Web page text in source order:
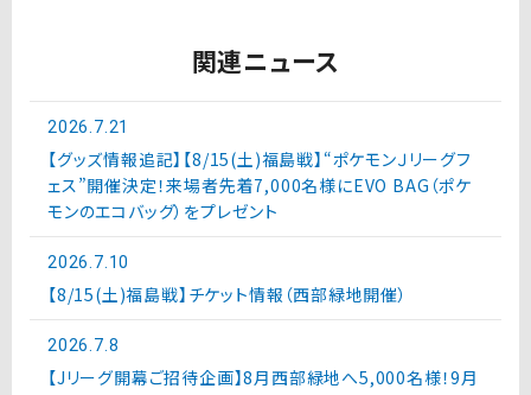
関連ニュース
2026.7.21
【グッズ情報追記】【8/15(土)福島戦】“ポケモンＪリーグフ
ェス”開催決定！来場者先着7,000名様にEVO BAG（ポケ
モンのエコバッグ）をプレゼント
2026.7.10
【8/15(土)福島戦】チケット情報（西部緑地開催）
2026.7.8
【Jリーグ開幕ご招待企画】8月西部緑地へ5,000名様！9月